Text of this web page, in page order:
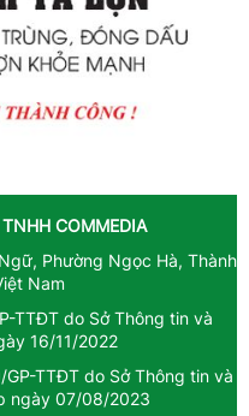
COMMEDIA
Phường Ngọc Hà, Thành
Nam
TTĐT do Sở Thông tin và
16/11/2022
TTĐT do Sở Thông tin và
ngày 07/08/2023